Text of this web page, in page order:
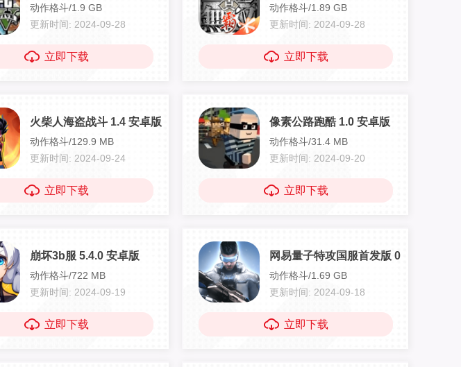
动作格斗/1.9 GB
更新时间: 2024-09-28
立即下载
动作格斗/1.89 GB
更新时间: 2024-09-28
立即下载
火柴人海盗战斗 1.4 安卓版
动作格斗/129.9 MB
更新时间: 2024-09-24
立即下载
像素公路跑酷 1.0 安卓版
动作格斗/31.4 MB
更新时间: 2024-09-20
立即下载
崩坏3b服 5.4.0 安卓版
动作格斗/722 MB
更新时间: 2024-09-19
立即下载
网易量子特攻国服首发版 0.100.213 安
动作格斗/1.69 GB
更新时间: 2024-09-18
立即下载